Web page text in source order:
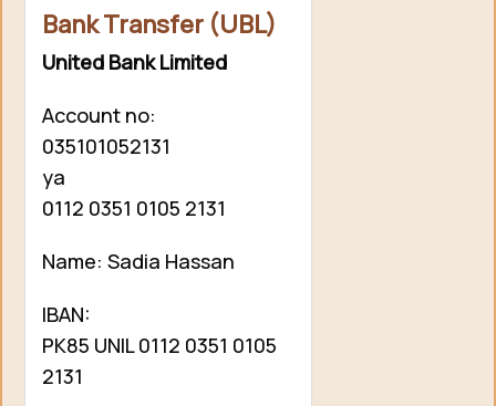
Bank Transfer (UBL)
United Bank Limited
Account no:
035101052131
ya
0112 0351 0105 2131
Name: Sadia Hassan
IBAN:
PK85 UNIL 0112 0351 0105
2131